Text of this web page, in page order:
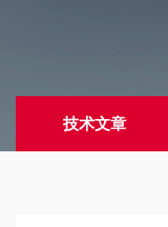
技术文章